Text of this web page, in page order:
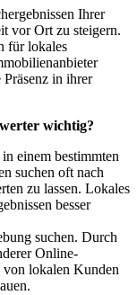
Ihrer
vor Ort zu steigern.
für lokales
in ihrer
wichtig?
einem bestimmten
suchen oft nach
zu lassen. Lokales
besser
suchen. Durch
Online-
von lokalen Kunden